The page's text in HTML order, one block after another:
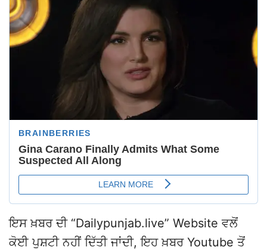
ਇਸ ਖ਼ਬਰ ਦੀ “Dailypunjab.live” Website ਵਲੋਂ
ਕੋਈ ਪੁਸ਼ਟੀ ਨਹੀਂ ਦਿੱਤੀ ਜਾਂਦੀ, ਇਹ ਖ਼ਬਰ Youtube ਤੋਂ